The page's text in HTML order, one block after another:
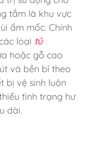
tắm là khu vực
ẩm mốc. Chính
loại tủ
hoặc gỗ cao
và bền bỉ theo
bị vệ sinh luôn
tình trạng hư
dài.